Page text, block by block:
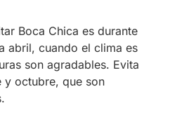
Boca Chica es durante
abril, cuando el clima es
son agradables. Evita
y octubre, que son